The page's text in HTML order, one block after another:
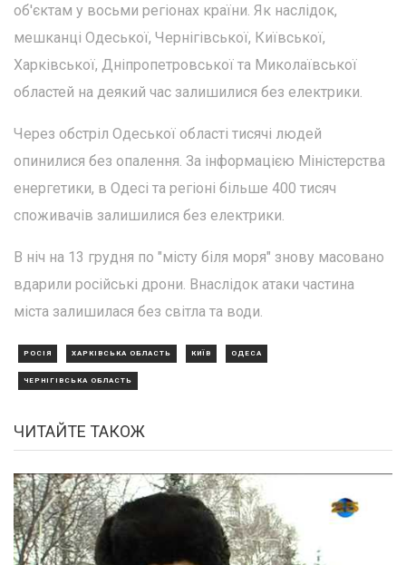
об'єктам у восьми регіонах країни. Як наслідок,
мешканці Одеської, Чернігівської, Київської,
Харківської, Дніпропетровської та Миколаївської
областей на деякий час залишилися без електрики.
Через обстріл Одеської області тисячі людей
опинилися без опалення. За інформацією Міністерства
енергетики, в Одесі та регіоні більше 400 тисяч
споживачів залишилися без електрики.
В ніч на 13 грудня по "місту біля моря" знову масовано
вдарили російські дрони. Внаслідок атаки частина
міста залишилася без світла та води.
РОСІЯ ХАРКІВСЬКА ОБЛАСТЬ КИЇВ ОДЕСА
ЧЕРНІГІВСЬКА ОБЛАСТЬ
ЧИТАЙТЕ ТАКОЖ